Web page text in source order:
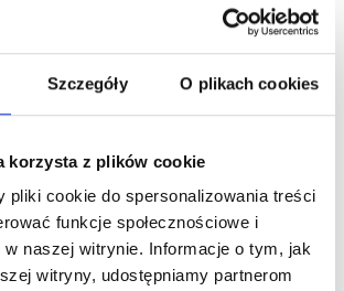
Szczegóły O plikach cookies
korzysta z plików cookie
pliki cookie do spersonalizowania treści
funkcje społecznościowe i
w naszej witrynie. Informacje o tym, jak
witryny, udostępniamy partnerom